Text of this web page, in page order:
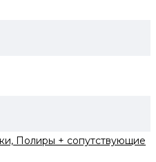
Полиры + сопутствующие